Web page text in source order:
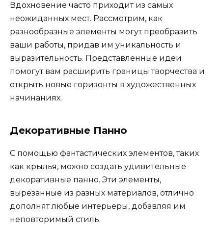
Вдохновение часто приходит из самых
неожиданных мест. Рассмотрим, как
разнообразные элементы могут преобразить
ваши работы, придав им уникальность и
выразительность. Представленные идеи
помогут вам расширить границы творчества и
открыть новые горизонты в художественных
начинаниях.
Декоративные Панно
С помощью фантастических элементов, таких
как крылья, можно создать удивительные
декоративные панно. Эти элементы,
вырезанные из разных материалов, отлично
дополнят любые интерьеры, добавляя им
неповторимый стиль.